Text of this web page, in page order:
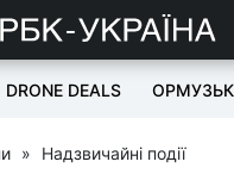
DRONE DEALS
» Надзвичайні події